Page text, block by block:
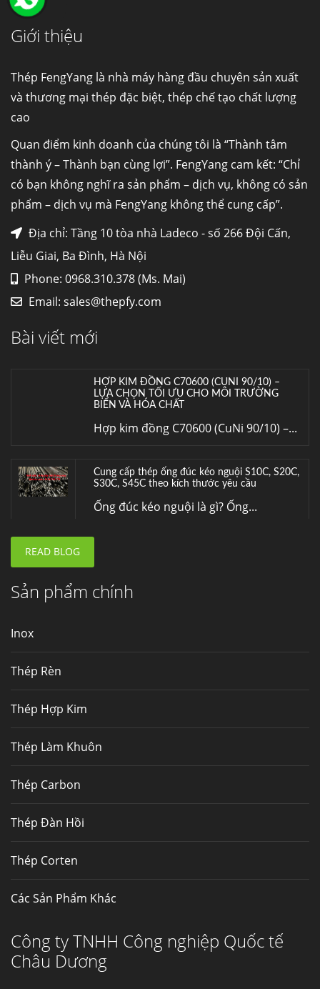
Giới thiệu
Thép FengYang là nhà máy hàng đầu chuyên sản xuất
và thương mại thép đặc biệt, thép chế tạo chất lượng
cao
Quan điểm kinh doanh của chúng tôi là “Thành tâm
thành ý – Thành bạn cùng lợi”. FengYang cam kết: “Chỉ
có bạn không nghĩ ra sản phẩm – dịch vụ, không có sản
phẩm – dịch vụ mà FengYang không thể cung cấp”.
Địa chỉ: Tầng 10 tòa nhà Ladeco - số 266 Đội Cấn,
Liễu Giai, Ba Đình, Hà Nội
Phone: 0968.310.378 (Ms. Mai)
Email: sales@thepfy.com
Bài viết mới
Ống đúc kéo nguội là gì? Ống...
Fengyang là một trong những nhà
máy...
Hợp kim N06625 là gì? Giá hợp kim 625 mới
nhiệt,...
Mua inox ở đâu chất lượng giá tốt? Gọi ngay
Inox (thép không gỉ) là một trong...
HỢP KIM ĐỒNG C70600 (CUNI 90/10) –
LỰA CHỌN TỐI ƯU CHO MÔI TRƯỜNG
BIỂN VÀ HÓA CHẤT
Hợp kim đồng C70600 (CuNi 90/10) –...
Cung cấp thép ống đúc kéo nguội S10C, S20C,
S30C, S45C theo kích thước yêu cầu
Ống đúc kéo nguội là gì? Ống...
Fengyang là một trong những nhà
Thép Fengyang
READ BLOG
Sản phẩm chính
Inox
Thép Rèn
Thép Hợp Kim
Thép Làm Khuôn
Thép Carbon
Thép Đàn Hồi
Thép Corten
Các Sản Phẩm Khác
Công ty TNHH Công nghiệp Quốc tế
Châu Dương